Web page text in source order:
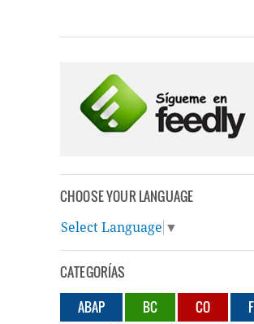
CHOOSE YOUR LANGUAGE
Select Language ▼
CATEGORÍAS
ABAP
BC CO